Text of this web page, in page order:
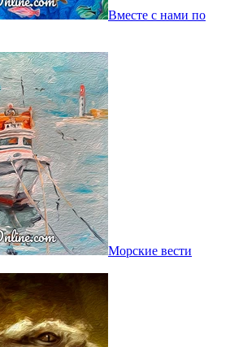
Вместе с нами по
Морские вести